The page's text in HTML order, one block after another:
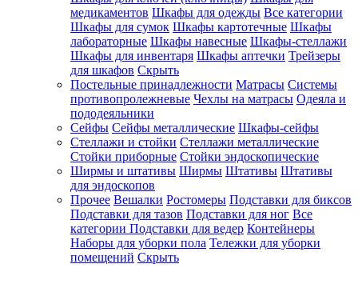
медикаментов Шкафы для одежды Все категории
Шкафы для сумок Шкафы картотечные Шкафы
лабораторные Шкафы навесные Шкафы-стеллажи
Шкафы для инвентаря Шкафы аптечки Трейзеры
для шкафов Скрыть
Постельные принадлежности Матрасы Системы
противопролежневые Чехлы на матрасы Одеяла и
пододеяльники
Сейфы Сейфы металлические Шкафы-сейфы
Стеллажи и стойки Стеллажи металлические
Стойки приборные Стойки эндоскопические
Ширмы и штативы Ширмы Штативы Штативы
для эндоскопов
Прочее Вешалки Ростомеры Подставки для биксов
Подставки для тазов Подставки для ног Все
категории Подставки для ведер Контейнеры
Наборы для уборки пола Тележки для уборки
помещений Скрыть